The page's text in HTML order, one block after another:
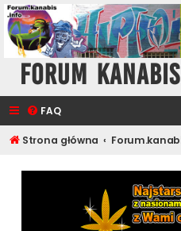
Forum Kanabis
FAQ
Strona główna